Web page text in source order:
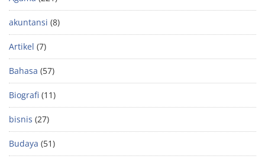
akuntansi (8)
Artikel (7)
Bahasa (57)
Biografi (11)
bisnis (27)
Budaya (51)